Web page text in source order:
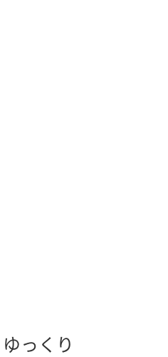
っくり